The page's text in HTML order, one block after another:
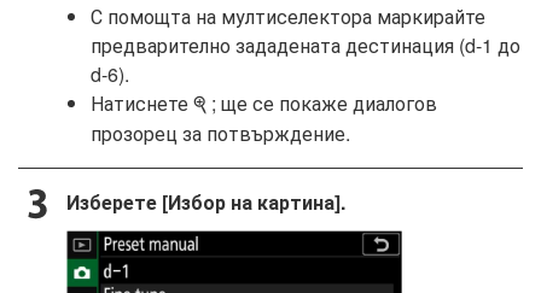
С помощта на мултиселектора маркирайте
предварително зададената дестинация (d-1 до
d-6).
Натиснете X ; ще се покаже диалогов
прозорец за потвърждение.
Изберете [Избор на картина].